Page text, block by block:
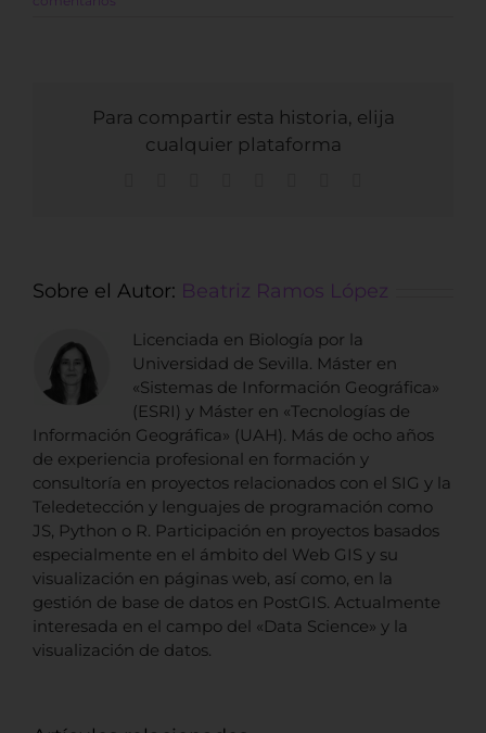
Para compartir esta historia, elija
cualquier plataforma
Sobre el Autor: Beatriz Ramos López
Licenciada en Biología por la
Universidad de Sevilla. Máster en
«Sistemas de Información Geográfica»
(ESRI) y Máster en «Tecnologías de
Información Geográfica» (UAH). Más de ocho años
de experiencia profesional en formación y
consultoría en proyectos relacionados con el SIG y la
Teledetección y lenguajes de programación como
JS, Python o R. Participación en proyectos basados
especialmente en el ámbito del Web GIS y su
visualización en páginas web, así como, en la
gestión de base de datos en PostGIS. Actualmente
interesada en el campo del «Data Science» y la
visualización de datos.